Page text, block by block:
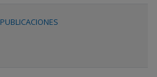
PUBLICACIONES